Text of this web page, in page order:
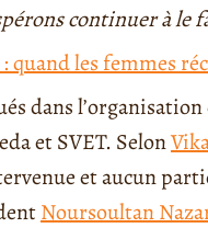
continuer à le
quand les femmes
dans
et SVET. Selon
et aucun
Noursoultan